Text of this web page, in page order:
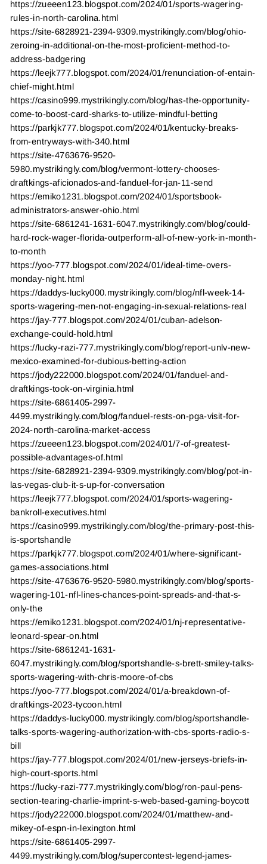
https://zueeen123.blogspot.com/2024/01/sports-wagering-
rules-in-north-carolina.html
https://site-6828921-2394-9309.mystrikingly.com/blog/ohio-
zeroing-in-additional-on-the-most-proficient-method-to-
address-badgering
https://leejk777.blogspot.com/2024/01/renunciation-of-entain-
chief-might.html
https://casino999.mystrikingly.com/blog/has-the-opportunity-
come-to-boost-card-sharks-to-utilize-mindful-betting
https://parkjk777.blogspot.com/2024/01/kentucky-breaks-
from-entryways-with-340.html
https://site-4763676-9520-
5980.mystrikingly.com/blog/vermont-lottery-chooses-
draftkings-aficionados-and-fanduel-for-jan-11-send
https://emiko1231.blogspot.com/2024/01/sportsbook-
administrators-answer-ohio.html
https://site-6861241-1631-6047.mystrikingly.com/blog/could-
hard-rock-wager-florida-outperform-all-of-new-york-in-month-
to-month
https://yoo-777.blogspot.com/2024/01/ideal-time-overs-
monday-night.html
https://daddys-lucky000.mystrikingly.com/blog/nfl-week-14-
sports-wagering-men-not-engaging-in-sexual-relations-real
https://jay-777.blogspot.com/2024/01/cuban-adelson-
exchange-could-hold.html
https://lucky-razi-777.mystrikingly.com/blog/report-unlv-new-
mexico-examined-for-dubious-betting-action
https://jody222000.blogspot.com/2024/01/fanduel-and-
draftkings-took-on-virginia.html
https://site-6861405-2997-
4499.mystrikingly.com/blog/fanduel-rests-on-pga-visit-for-
2024-north-carolina-market-access
https://zueeen123.blogspot.com/2024/01/7-of-greatest-
possible-advantages-of.html
https://site-6828921-2394-9309.mystrikingly.com/blog/pot-in-
las-vegas-club-it-s-up-for-conversation
https://leejk777.blogspot.com/2024/01/sports-wagering-
bankroll-executives.html
https://casino999.mystrikingly.com/blog/the-primary-post-this-
is-sportshandle
https://parkjk777.blogspot.com/2024/01/where-significant-
games-associations.html
https://site-4763676-9520-5980.mystrikingly.com/blog/sports-
wagering-101-nfl-lines-chances-point-spreads-and-that-s-
only-the
https://emiko1231.blogspot.com/2024/01/nj-representative-
leonard-spear-on.html
https://site-6861241-1631-
6047.mystrikingly.com/blog/sportshandle-s-brett-smiley-talks-
sports-wagering-with-chris-moore-of-cbs
https://yoo-777.blogspot.com/2024/01/a-breakdown-of-
draftkings-2023-tycoon.html
https://daddys-lucky000.mystrikingly.com/blog/sportshandle-
talks-sports-wagering-authorization-with-cbs-sports-radio-s-
bill
https://jay-777.blogspot.com/2024/01/new-jerseys-briefs-in-
high-court-sports.html
https://lucky-razi-777.mystrikingly.com/blog/ron-paul-pens-
section-tearing-charlie-imprint-s-web-based-gaming-boycott
https://jody222000.blogspot.com/2024/01/matthew-and-
mikey-of-espn-in-lexington.html
https://site-6861405-2997-
4499.mystrikingly.com/blog/supercontest-legend-james-